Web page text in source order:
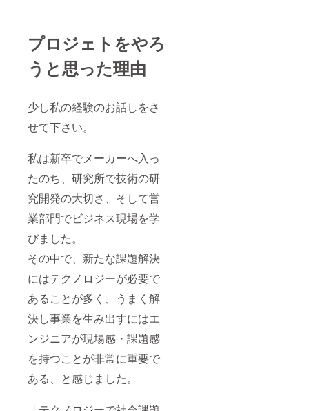
プロジェトをやろ
うと思った理由
少し私の経験のお話しをさ
せて下さい。
私は新卒でメーカーへ入っ
たのち、研究所で技術の研
究開発の大切さ、そして営
業部門でビジネス現場を学
びました。
その中で、新たな課題解決
にはテクノロジーが必要で
あることが多く、うまく解
決し事業を生み出すにはエ
ンジニアが現場感・課題感
を持つことが非常に重要で
ある、と感じました。